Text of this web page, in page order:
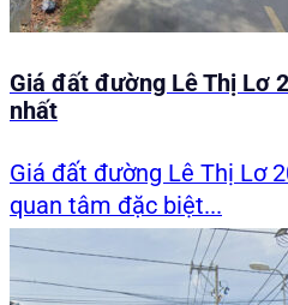
Giá đất đường Lê Thị Lơ
nhất
Giá đất đường Lê Thị Lơ
quan tâm đặc biệt...